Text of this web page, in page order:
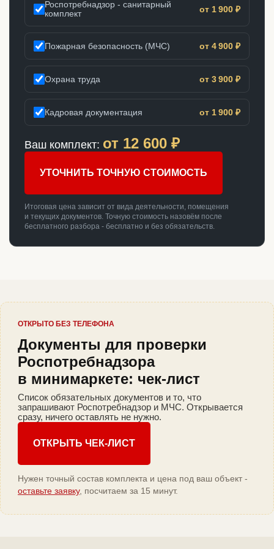
Роспотребнадзор - санитарный
комплект
от 1 900 ₽
Пожарная безопасность (МЧС) от 4 900 ₽
Охрана труда от 3 900 ₽
Кадровая документация от 1 900 ₽
Ваш комплект: от 12 600 ₽
УТОЧНИТЬ ТОЧНУЮ СТОИМОСТЬ
Итоговая цена зависит от вида деятельности, помещения
и текущих документов. Точную стоимость назовём после
бесплатного разбора - бесплатно и без обязательств.
ОТКРЫТО БЕЗ ТЕЛЕФОНА
Документы для проверки
Роспотребнадзора
в минимаркете: чек-лист
Список обязательных документов и то, что
запрашивают Роспотребнадзор и МЧС. Открывается
сразу, ничего оставлять не нужно.
ОТКРЫТЬ ЧЕК-ЛИСТ
Нужен точный состав комплекта и цена под ваш объект -
оставьте заявку, посчитаем за 15 минут.